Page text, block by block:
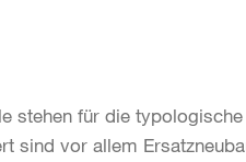
stehen für die
sind vor allem